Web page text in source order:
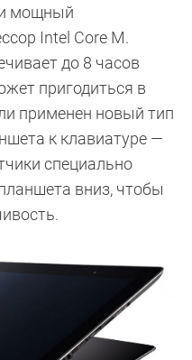
мощный
Intel Core M.
до 8 часов
пригодиться в
применен новый тип
к клавиатуре —
специально
вниз, чтобы